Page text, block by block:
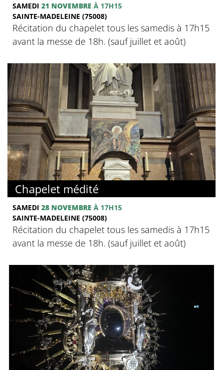
SAMEDI 21 NOVEMBRE À 17H15
SAINTE-MADELEINE (75008)
Récitation du chapelet tous les samedis à 17h15
avant la messe de 18h. (sauf juillet et août)
Chapelet médité
SAMEDI 28 NOVEMBRE À 17H15
SAINTE-MADELEINE (75008)
Récitation du chapelet tous les samedis à 17h15
avant la messe de 18h. (sauf juillet et août)